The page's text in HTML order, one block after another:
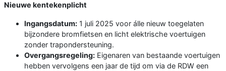
Nieuwe kentekenplicht
Ingangsdatum: 1 juli 2025 voor álle nieuw toegelaten
bijzondere bromfietsen en licht elektrische voertuigen
zonder trapondersteuning.
Overgangsregeling: Eigenaren van bestaande voertuigen
hebben vervolgens een jaar de tijd om via de RDW een